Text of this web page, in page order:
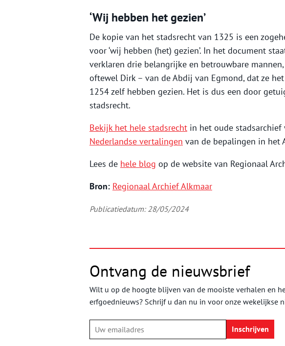
‘Wij hebben het gezien’
De kopie van het stadsrecht van 1325 is een
voor ‘wij hebben (het) gezien’. In het document
verklaren drie belangrijke en betrouwbare
oftewel Dirk – van de Abdij van Egmond, dat ze
1254 zelf hebben gezien. Het is dus een door
stadsrecht.
Bekijk het hele stadsrecht in het oude stadsarchief
Nederlandse vertalingen van de bepalingen in het
Lees de hele blog op de website van Regionaal
Bron: Regionaal Archief Alkmaar
Publicatiedatum: 28/05/2024
Ontvang de nieuwsbrief
Wilt u op de hoogte blijven van de mooiste verhalen en
erfgoednieuws? Schrijf u dan nu in voor onze wekelijkse